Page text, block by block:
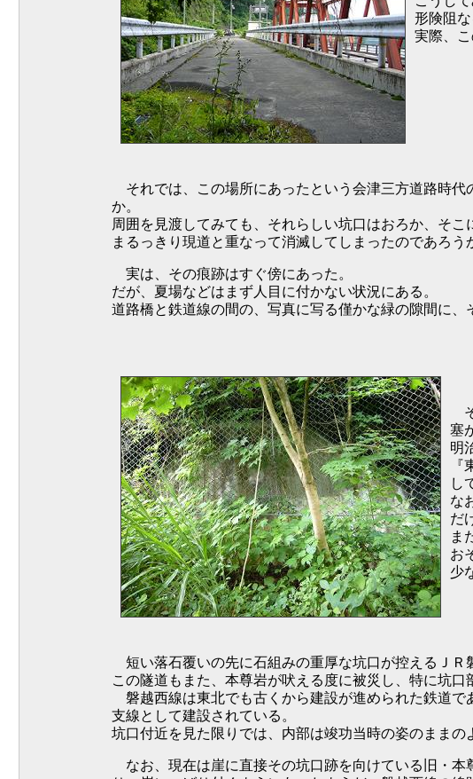
形険阻
実際、
それでは、この場所にあったという会津三方道路時代
か。
周囲を見渡してみても、それらしい坑口はおろか、そこ
まるっきり現道と重なって消滅してしまったのであろ
実は、その痕跡はすぐ傍にあった。
だが、夏場などはまず人目に付かない状況にある。
道路橋と鉄道線の間の、写真に写る僅かな緑の隙間に、
塞
明
し
な
だ
ま
お
少
短い落石覆いの先に石組みの重厚な坑口が控えるＪＲ
この隧道もまた、本尊岩が吠える度に被災し、特に坑口
磐越西線は東北でも古くから建設が進められた鉄道
支線として建設されている。
坑口付近を見た限りでは、内部は竣功当時の姿のままの
なお、現在は崖に直接その坑口跡を向けている旧・本